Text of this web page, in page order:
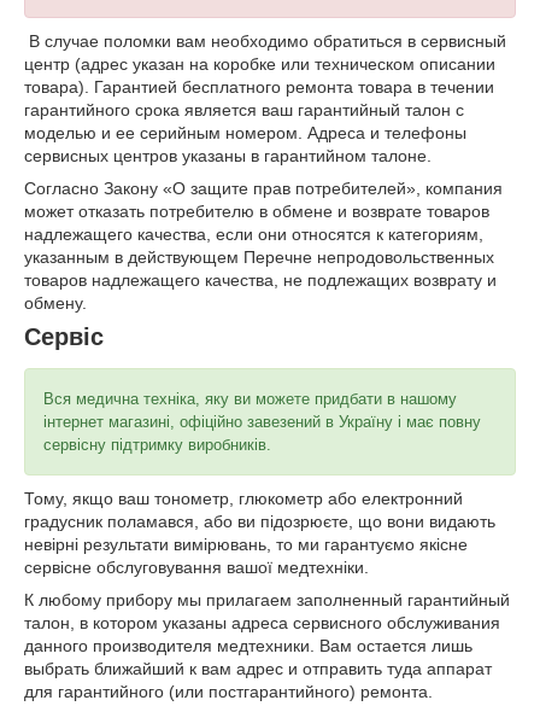
В случае поломки вам необходимо обратиться в сервисный
центр (адрес указан на коробке или техническом описании
товара). Гарантией бесплатного ремонта товара в течении
гарантийного срока является ваш гарантийный талон с
моделью и ее серийным номером. Адреса и телефоны
сервисных центров указаны в гарантийном талоне.
Согласно Закону «О защите прав потребителей», компания
может отказать потребителю в обмене и возврате товаров
надлежащего качества, если они относятся к категориям,
указанным в действующем Перечне непродовольственных
товаров надлежащего качества, не подлежащих возврату и
обмену.
Сервіс
Вся медична техніка, яку ви можете придбати в нашому
інтернет магазині, офіційно завезений в Україну і має повну
сервісну підтримку виробників.
Тому, якщо ваш тонометр, глюкометр або електронний
градусник поламався, або ви підозрюєте, що вони видають
невірні результати вимірювань, то ми гарантуємо якісне
сервісне обслуговування вашої медтехніки.
К любому прибору мы прилагаем заполненный гарантийный
талон, в котором указаны адреса сервисного обслуживания
данного производителя медтехники. Вам остается лишь
выбрать ближайший к вам адрес и отправить туда аппарат
для гарантийного (или постгарантийного) ремонта.